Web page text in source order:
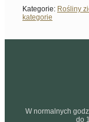
Kategorie: Rośliny
kategorie
W normalnych
do